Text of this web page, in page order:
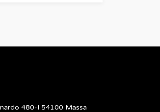
480-I 54100 Massa